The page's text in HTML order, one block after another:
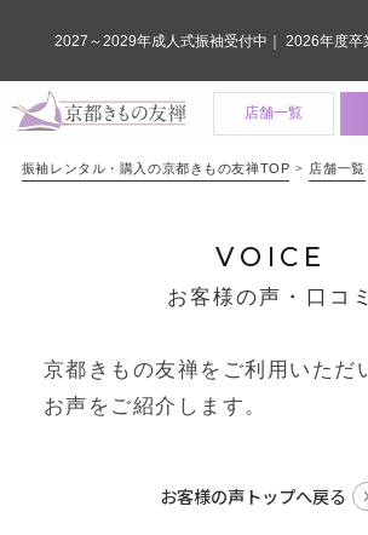
店舗一覧
振袖レンタル・購入の京都きもの友禅TOP 店舗一覧
VOICE
お客様の声・口コミ
京都きもの友禅をご利用いただ
お声をご紹介します。
お客様の声トップへ戻る
2027～2029年成人式振袖受付中｜ 2026年度卒